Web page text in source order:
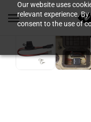
Our website uses
relevant experience.
consent to the use of